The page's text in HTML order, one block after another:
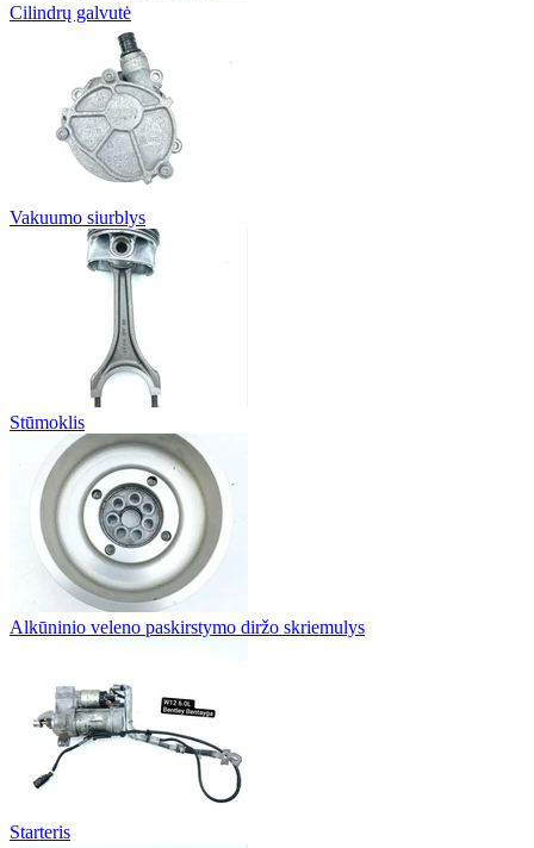
Cilindrų galvutė
Vakuumo siurblys
Stūmoklis
Alkūninio veleno paskirstymo diržo skriemulys
Starteris